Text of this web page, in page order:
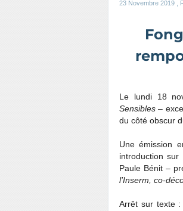
23 Novembre 2019 ,
Le lundi 18
Sensibles –
du côté obscur
Une émission
introduction
Paule Bénit –
l’Inserm, co-
Arrêt sur texte